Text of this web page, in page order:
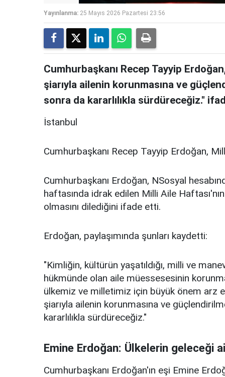
Yayınlanma: 25 Mayıs 2026 Pazartesi 23:56
Cumhurbaşkanı Recep Tayyip
şiarıyla ailenin korunmasına ve
sonra da kararlılıkla sürdüreceğiz."
İstanbul
Cumhurbaşkanı Recep Tayyip Erdoğan,
Cumhurbaşkanı Erdoğan, NSosyal
haftasında idrak edilen Milli Aile
olmasını dilediğini ifade etti.
Erdoğan, paylaşımında şunları kaydetti:
"Kimliğin, kültürün yaşatıldığı, milli ve
hükmünde olan aile müessesesinin
ülkemiz ve milletimiz için büyük önem arz
şiarıyla ailenin korunmasına ve
kararlılıkla sürdüreceğiz."
Emine Erdoğan: Ülkelerin geleceği
Cumhurbaşkanı Erdoğan'ın eşi Emine